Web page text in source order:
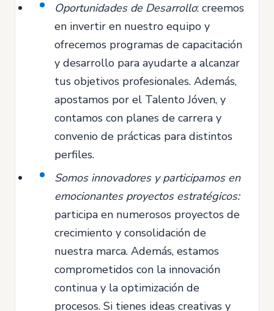
Oportunidades de Desarrollo: creemos
en invertir en nuestro equipo y
ofrecemos programas de capacitación
y desarrollo para ayudarte a alcanzar
tus objetivos profesionales. Además,
apostamos por el Talento Jóven, y
contamos con planes de carrera y
convenio de prácticas para distintos
perfiles.
Somos innovadores y participamos en
emocionantes proyectos estratégicos:
participa en numerosos proyectos de
crecimiento y consolidación de
nuestra marca. Además, estamos
comprometidos con la innovación
continua y la optimización de
procesos. Si tienes ideas creativas y